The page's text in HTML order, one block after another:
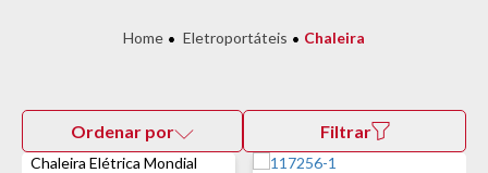
Eletroportáteis Chaleira
Ordenar por Filtrar
Chaleira Elétrica Mondial